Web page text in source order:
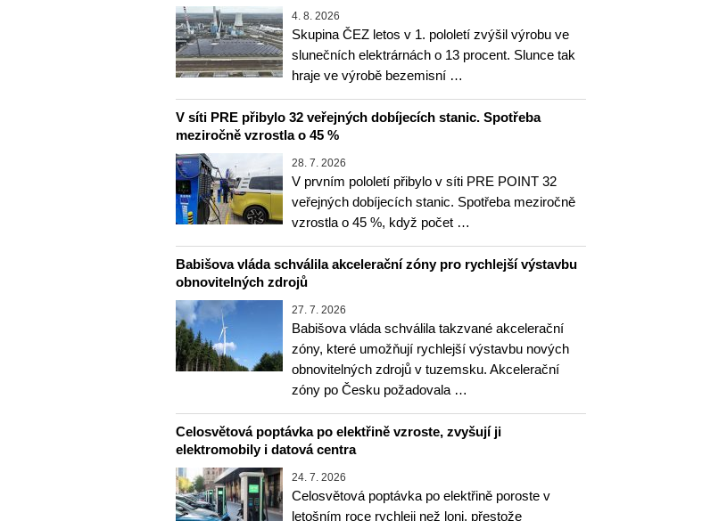
4. 8. 2026
Skupina ČEZ letos v 1. pololetí zvýšil výrobu ve
slunečních elektrárnách o 13 procent. Slunce tak
hraje ve výrobě bezemisní …
V síti PRE přibylo 32 veřejných dobíjecích stanic. Spotřeba
meziročně vzrostla o 45 %
28. 7. 2026
V prvním pololetí přibylo v síti PRE POINT 32
veřejných dobíjecích stanic. Spotřeba meziročně
vzrostla o 45 %, když počet …
Babišova vláda schválila akcelerační zóny pro rychlejší výstavbu
obnovitelných zdrojů
27. 7. 2026
Babišova vláda schválila takzvané akcelerační
zóny, které umožňují rychlejší výstavbu nových
obnovitelných zdrojů v tuzemsku. Akcelerační
zóny po Česku požadovala …
Celosvětová poptávka po elektřině vzroste, zvyšují ji
elektromobily i datová centra
24. 7. 2026
Celosvětová poptávka po elektřině poroste v
letošním roce rychleji než loni, přestože